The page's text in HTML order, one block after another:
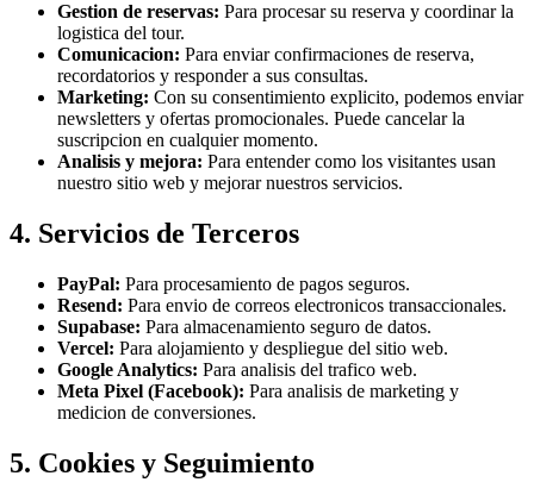
Gestion de reservas: Para procesar su reserva y coordinar la
logistica del tour.
Comunicacion: Para enviar confirmaciones de reserva,
recordatorios y responder a sus consultas.
Marketing: Con su consentimiento explicito, podemos enviar
newsletters y ofertas promocionales. Puede cancelar la
suscripcion en cualquier momento.
Analisis y mejora: Para entender como los visitantes usan
nuestro sitio web y mejorar nuestros servicios.
4. Servicios de Terceros
PayPal: Para procesamiento de pagos seguros.
Resend: Para envio de correos electronicos transaccionales.
Supabase: Para almacenamiento seguro de datos.
Vercel: Para alojamiento y despliegue del sitio web.
Google Analytics: Para analisis del trafico web.
Meta Pixel (Facebook): Para analisis de marketing y
medicion de conversiones.
5. Cookies y Seguimiento